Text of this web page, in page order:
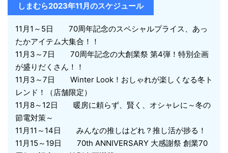
しまむら2023年11月のスケジュール
11月1～5日 70周年記念のスペシャルプライス、あっ
たかアイテム大集合！！
11月3～7日 70周年記念の大創業祭 第4弾！特別企画
が盛りだくさん！！
11月3～7日 Winter Look！おしゃれが楽しくなる冬ト
レンド！（店舗限定）
11月8～12日 暖房に頼らず、賢く、オシャレに～冬の
節電対策～
11月11～14日 みんなの推しはどれ？推し活が捗る！
11月15～19日 70th ANNIVERSARY 大感謝祭 創業70